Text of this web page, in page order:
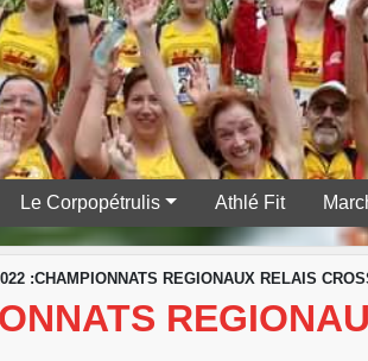
Le Corpopétrulis Athlé Fit
:CHAMPIONNATS REGIONAUX RELAIS